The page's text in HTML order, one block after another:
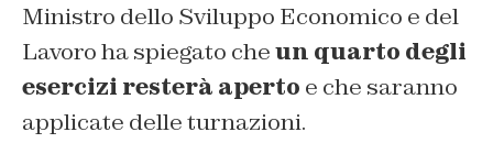
Ministro dello Sviluppo Economico e del
Lavoro ha spiegato cheun quarto degli
esercizi resterà aperto e che saranno
applicate delle turnazioni.